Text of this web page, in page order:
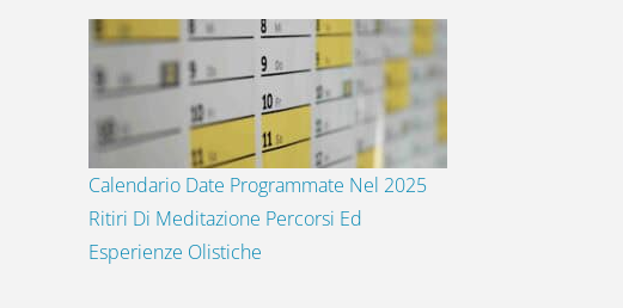
Calendario Date Programmate Nel 2025
Ritiri Di Meditazione Percorsi Ed
Esperienze Olistiche